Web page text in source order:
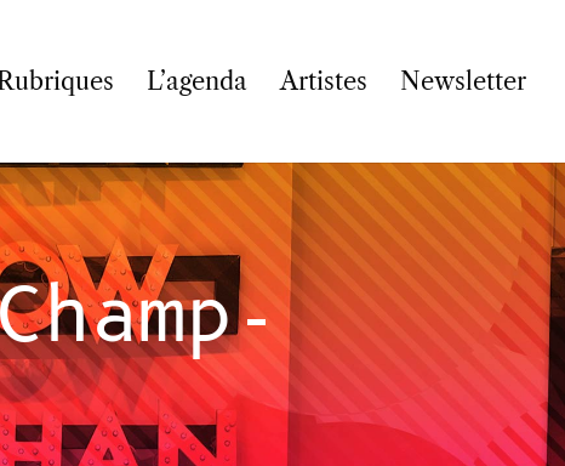
L’agenda Artistes Newsletter